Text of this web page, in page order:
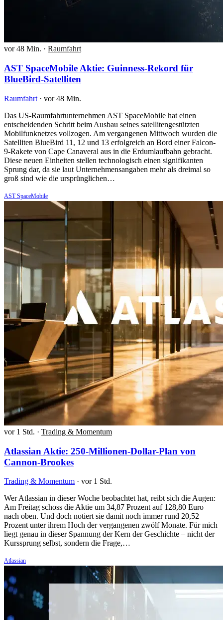
vor 48 Min. · Raumfahrt
AST SpaceMobile Aktie: Guinness-Rekord für
BlueBird-Satelliten
Raumfahrt · vor 48 Min.
Das US-Raumfahrtunternehmen AST SpaceMobile hat einen
entscheidenden Schritt beim Ausbau seines satellitengestützten
Mobilfunknetzes vollzogen. Am vergangenen Mittwoch wurden die
Satelliten BlueBird 11, 12 und 13 erfolgreich an Bord einer Falcon-
9-Rakete von Cape Canaveral aus in die Erdumlaufbahn gebracht.
Diese neuen Einheiten stellen technologisch einen signifikanten
Sprung dar, da sie laut Unternehmensangaben mehr als dreimal so
groß sind wie die ursprünglichen…
AST SpaceMobile
vor 1 Std. · Trading & Momentum
Atlassian Aktie: 250-Millionen-Dollar-Plan von
Cannon-Brookes
Trading & Momentum · vor 1 Std.
Wer Atlassian in dieser Woche beobachtet hat, reibt sich die Augen:
Am Freitag schoss die Aktie um 34,87 Prozent auf 128,80 Euro
nach oben. Und doch notiert sie damit noch immer rund 20,52
Prozent unter ihrem Hoch der vergangenen zwölf Monate. Für mich
liegt genau in dieser Spannung der Kern der Geschichte – nicht der
Kurssprung selbst, sondern die Frage,…
Atlassian